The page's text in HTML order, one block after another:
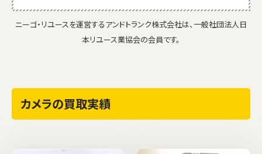
ニーゴ・リユースを運営するアンドトランク株式会社は、一般社団法人日
本リユース業協会の会員です。
カメラの買取実績